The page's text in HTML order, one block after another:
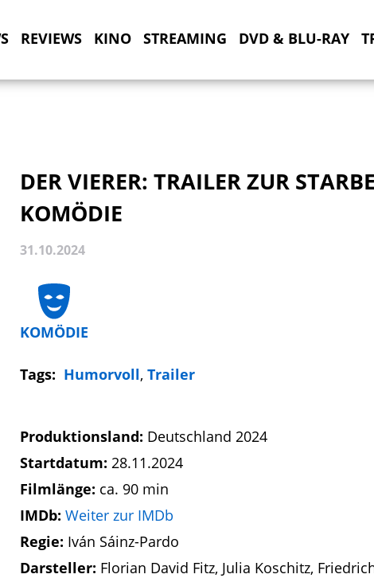
REVIEWS KINO STREAMING DVD & BLU-RAY
DER VIERER: TRAILER ZUR
KOMÖDIE
31.10.2024
KOMÖDIE
Tags: Humorvoll, Trailer
Produktionsland: Deutschland 2024
Startdatum: 28.11.2024
Filmlänge: ca. 90 min
IMDb: Weiter zur IMDb
Regie: Iván Sáinz-Pardo
Darsteller: Florian David Fitz, Julia Koschitz,